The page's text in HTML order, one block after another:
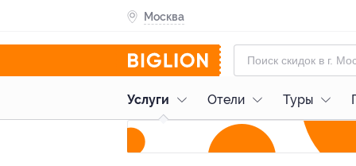
Москва
Услуги Отели Туры